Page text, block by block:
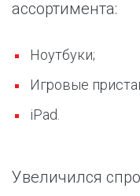
ассортимента:
Ноутбуки;
Игровые
iPad.
Увеличился